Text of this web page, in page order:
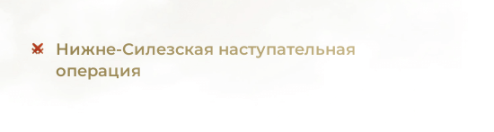
Нижне-Силезская наступательная
операция